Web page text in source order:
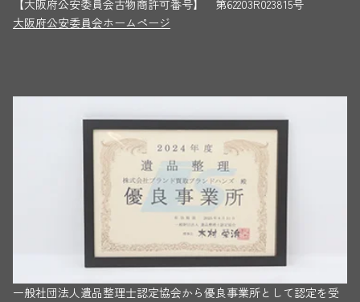
【大阪府公安委員会古物商許可番号】 第62203R023815号
大阪府公安委員会ホームページ
一般社団法人遺品整理士認定協会から優良事業所として認定を受